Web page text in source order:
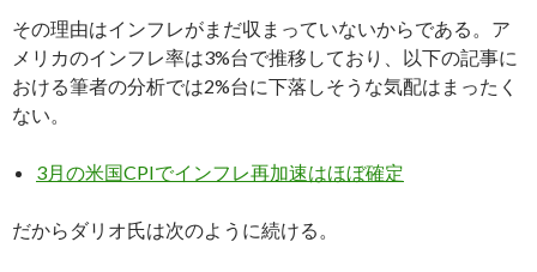
その理由はインフレがまだ収まっていないからである。ア
メリカのインフレ率は3%台で推移しており、以下の記事に
おける筆者の分析では2%台に下落しそうな気配はまったく
ない。
3月の米国CPIでインフレ再加速はほぼ確定
だからダリオ氏は次のように続ける。